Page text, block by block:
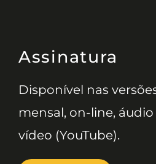
Assinatura
Disponível nas
mensal, on-line,
vídeo (YouTube).